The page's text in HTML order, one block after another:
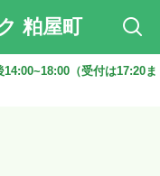
粕屋町
（受付は17:20ま